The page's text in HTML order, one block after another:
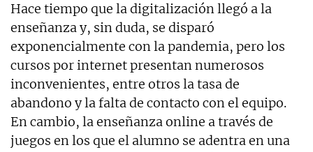
Hace tiempo que la digitalización llegó a la
enseñanza y, sin duda, se disparó
exponencialmente con la pandemia, pero los
cursos por internet presentan numerosos
inconvenientes, entre otros la tasa de
abandono y la falta de contacto con el equipo.
En cambio, la enseñanza online a través de
juegos en los que el alumno se adentra en una